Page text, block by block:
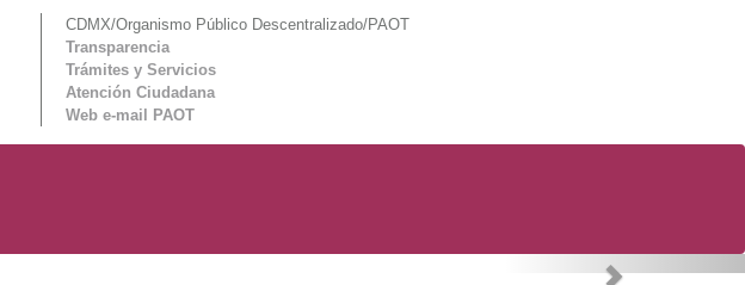
CDMX/Organismo Público Descentralizado/PAOT
Transparencia
Trámites y Servicios
Atención Ciudadana
Web e-mail PAOT
Next